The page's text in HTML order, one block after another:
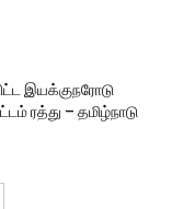
இயக்குநரோடு
ரத்து – தமிழ்நாடு